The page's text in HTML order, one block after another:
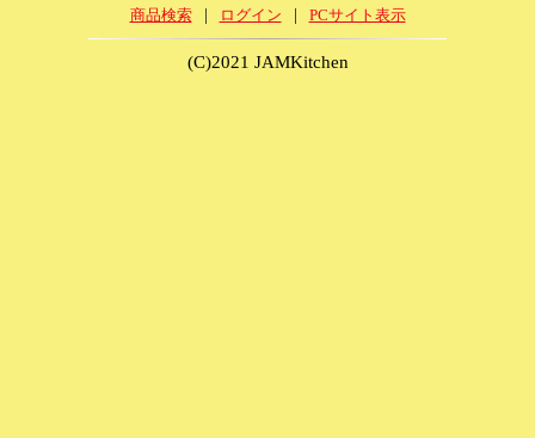
商品検索 | ログイン | PCサイト表示
(C)2021 JAMKitchen